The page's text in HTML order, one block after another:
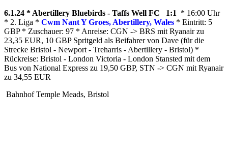
6.1.24 * Abertillery Bluebirds - Taffs Well FC 1:1
* 16:00 Uhr
* 2. Liga * Cwm Nant Y Groes, Abertillery, Wales * Eintritt: 5
GBP * Zuschauer: 97 * Anreise: CGN -> BRS mit Ryanair zu
23,35 EUR, 10 GBP Spritgeld als Beifahrer von Dave (für die
Strecke Bristol - Newport - Treharris - Abertillery - Bristol) *
Rückreise: Bristol - London Victoria - London Stansted mit dem
Bus von National Express zu 19,50 GBP, STN -> CGN mit Ryanair
zu 34,55 EUR
Bahnhof Temple Meads, Bristol